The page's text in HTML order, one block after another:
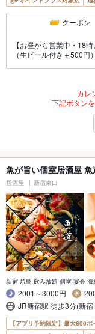
クーポン
【お昼から営業中・18
（生ビール付き＋500円）
カレ
下記ボタン
魚が旨い個室居酒屋
居酒屋 新宿東口
新宿 焼鳥 飲み放題 個室 宴会 海
2001～3000円
JR新宿駅 徒歩3分(新
【アプリ予約限定】最大800